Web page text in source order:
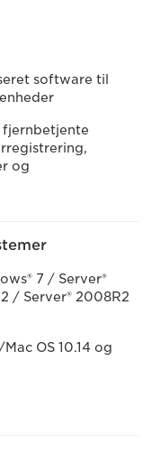
software til
fjernbetjente
og
7 / Server®
/ Server® 2008R2
OS 10.14 og